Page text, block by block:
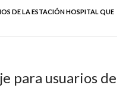
DE LA ESTACIÓN HOSPITAL QUE
para usuarios de